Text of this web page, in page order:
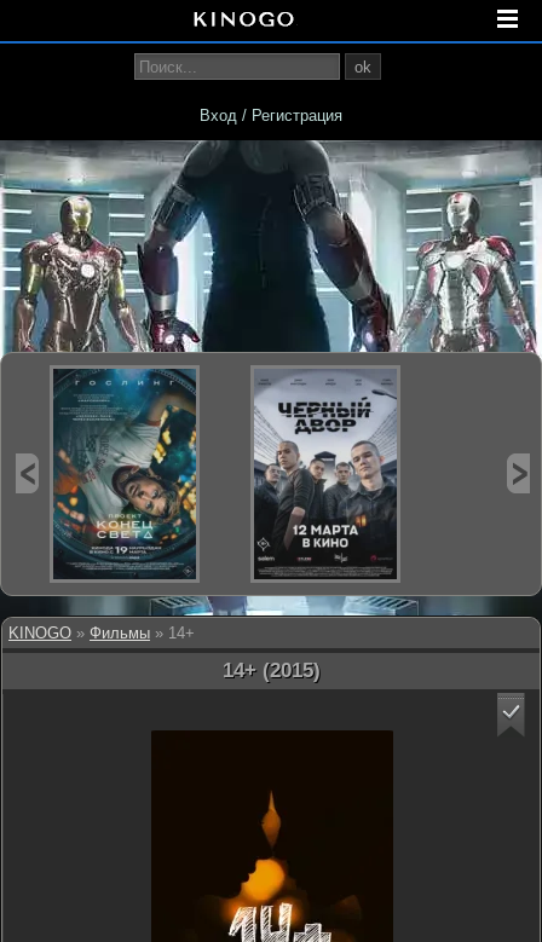
KINOGO » Фильмы » 14+
14+ (2015)
ok
Вход / Регистрация